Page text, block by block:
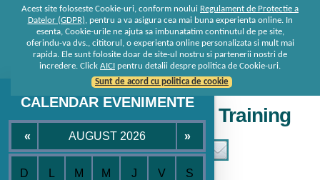
Acest site foloseste Cookie-uri, conform noului Regulament de Protectie a
Datelor (GDPR), pentru a va asigura cea mai buna experienta online. In
esenta, Cookie-urile ne ajuta sa imbunatatim continutul de pe site,
oferindu-va dvs., cititorul, o experienta online personalizata si mult mai
rapida. Ele sunt folosite doar de site-ul nostru si partenerii nostri de
incredere. Click AICI pentru detalii despre politica de Cookie-uri.
Sunt de acord cu politica de cookie
Seminare • Conferinte • Training
CALENDAR EVENIMENTE
« AUGUST 2026 »
D M M J V S